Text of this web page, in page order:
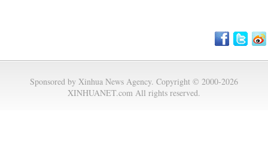
Sponsored by Xinhua News Agency. Copyright © 2000-2026
XINHUANET.com All rights reserved.